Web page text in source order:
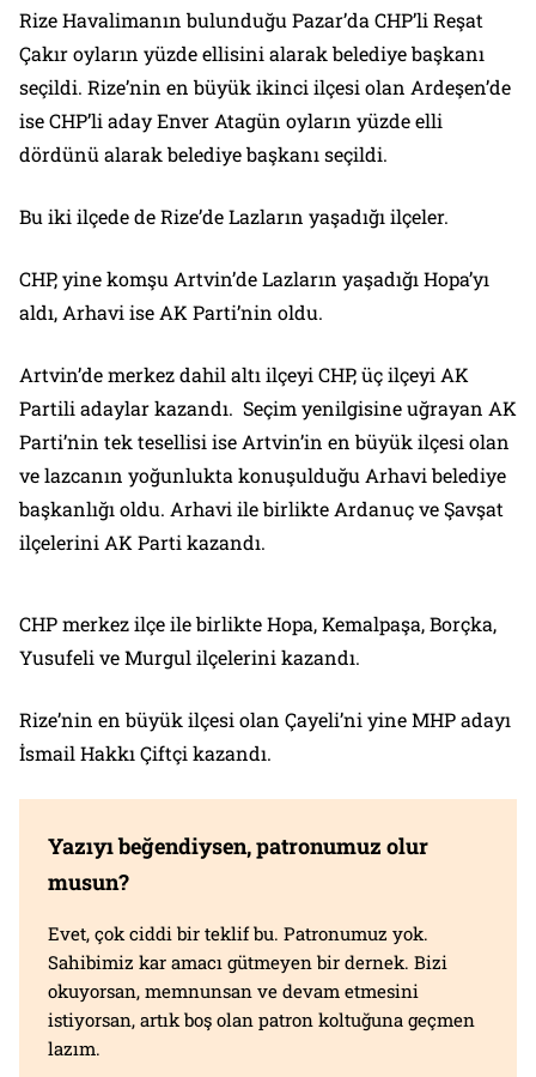
Rize Havalimanın bulunduğu Pazar’da CHP’li Reşat
Çakır oyların yüzde ellisini alarak belediye başkanı
seçildi. Rize’nin en büyük ikinci ilçesi olan Ardeşen’de
ise CHP’li aday Enver Atagün oyların yüzde elli
dördünü alarak belediye başkanı seçildi.
Bu iki ilçede de Rize’de Lazların yaşadığı ilçeler.
CHP, yine komşu Artvin’de Lazların yaşadığı Hopa’yı
aldı, Arhavi ise AK Parti’nin oldu.
Artvin’de merkez dahil altı ilçeyi CHP, üç ilçeyi AK
Partili adaylar kazandı. Seçim yenilgisine uğrayan AK
Parti’nin tek tesellisi ise Artvin’in en büyük ilçesi olan
ve lazcanın yoğunlukta konuşulduğu Arhavi belediye
başkanlığı oldu. Arhavi ile birlikte Ardanuç ve Şavşat
ilçelerini AK Parti kazandı.
CHP merkez ilçe ile birlikte Hopa, Kemalpaşa, Borçka,
Yusufeli ve Murgul ilçelerini kazandı.
Rize’nin en büyük ilçesi olan Çayeli’ni yine MHP adayı
İsmail Hakkı Çiftçi kazandı.
Yazıyı beğendiysen, patronumuz olur
musun?
Evet, çok ciddi bir teklif bu. Patronumuz yok.
Sahibimiz kar amacı gütmeyen bir dernek. Bizi
okuyorsan, memnunsan ve devam etmesini
istiyorsan, artık boş olan patron koltuğuna geçmen
lazım.